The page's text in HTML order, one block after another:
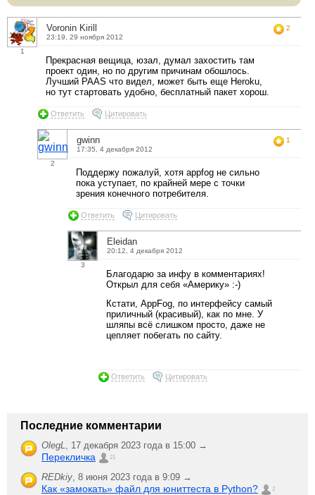
1
Voronin Kirill
23:19, 29 ноября 2012
2
Прекрасная вещица, юзал, думал захостить там
проект один, но по другим причинам обошлось.
Лучший PAAS что видел, может быть еще Heroku,
но тут стартовать удобно, бесплатный пакет хорош.
Ответить Цитировать
2
gwinn
17:35, 4 декабря 2012
1
Поддержу пожалуй, хотя appfog не сильно
пока уступает, по крайней мере с точки
зрения конечного потребителя.
Ответить Цитировать
3
Eleidan
20:12, 4 декабря 2012
Благодарю за инфу в комментариях!
Открыл для себя «Америку» :-)
Кстати, AppFog, по интерфейсу самый
приличный (красивый), как по мне. У
шляпы всё слишком просто, даже не
цепляет побегать по сайту.
Ответить Цитировать
Последние комментарии
OlegL 17 декабря 2023 года в 15:00 →
Перекличка 21
REDkiy 8 июня 2023 года в 9:09 →
Как «замокать» файл для юниттеста в Python? 2